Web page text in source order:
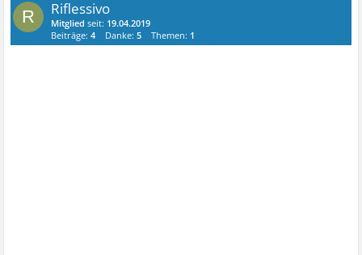
R Riflessivo
Mitglied seit: 19.04.2019
Beiträge:4 Danke:5 Themen: 1